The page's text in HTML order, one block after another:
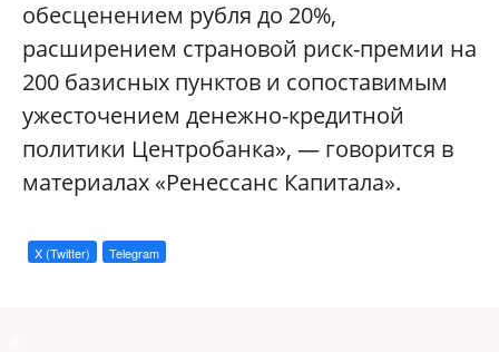
обесценением рубля до 20%,
расширением страновой риск-премии на
200 базисных пунктов и сопоставимым
ужесточением денежно-кредитной
политики Центробанка», — говорится в
материалах «Ренессанс Капитала».
X (Twitter) Telegram